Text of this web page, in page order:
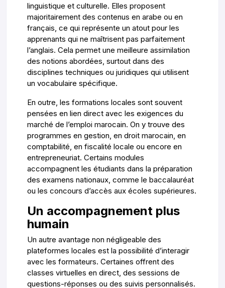
linguistique et culturelle. Elles proposent
majoritairement des contenus en arabe ou en
français, ce qui représente un atout pour les
apprenants qui ne maîtrisent pas parfaitement
l’anglais. Cela permet une meilleure assimilation
des notions abordées, surtout dans des
disciplines techniques ou juridiques qui utilisent
un vocabulaire spécifique.
En outre, les formations locales sont souvent
pensées en lien direct avec les exigences du
marché de l’emploi marocain. On y trouve des
programmes en gestion, en droit marocain, en
comptabilité, en fiscalité locale ou encore en
entrepreneuriat. Certains modules
accompagnent les étudiants dans la préparation
des examens nationaux, comme le baccalauréat
ou les concours d’accès aux écoles supérieures.
Un accompagnement plus
humain
Un autre avantage non négligeable des
plateformes locales est la possibilité d’interagir
avec les formateurs. Certaines offrent des
classes virtuelles en direct, des sessions de
questions-réponses ou des suivis personnalisés.